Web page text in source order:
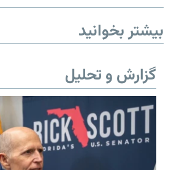
بیشتر بخوانید
گزارش و تحلیل